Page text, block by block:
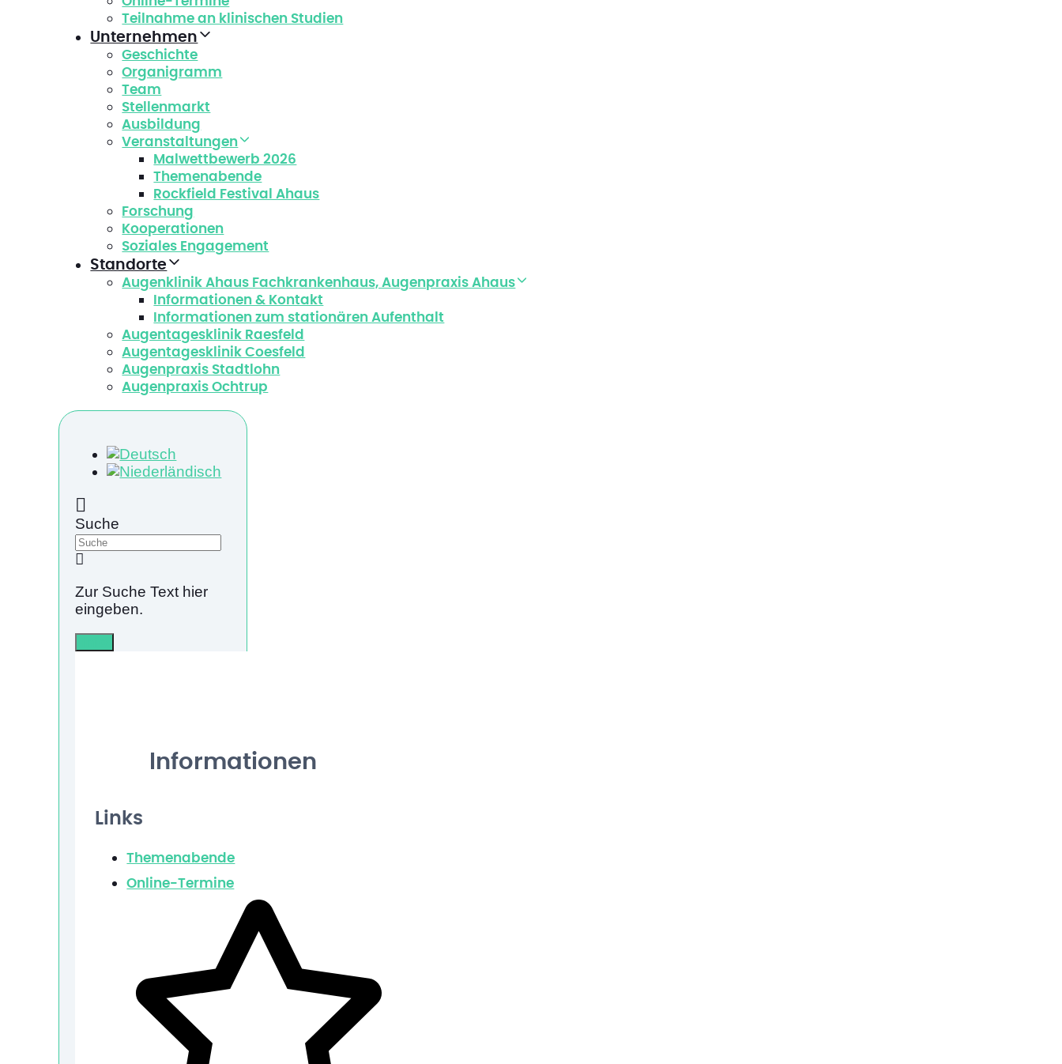
Teilnahme an klinischen Studien
Unternehmen
Geschichte
Organigramm
Team
Stellenmarkt
Ausbildung
Veranstaltungen
Malwettbewerb 2026
Themenabende
Rockfield Festival Ahaus
Forschung
Kooperationen
Soziales Engagement
Standorte
Augenklinik Ahaus Fachkrankenhaus, Augenpraxis Ahaus
Informationen & Kontakt
Informationen zum stationären Aufenthalt
Augentagesklinik Raesfeld
Augentagesklinik Coesfeld
Augenpraxis Stadtlohn
Augenpraxis Ochtrup
Suche
Zur Suche Text hier
eingeben.
Informationen
Links
Themenabende
Online-Termine